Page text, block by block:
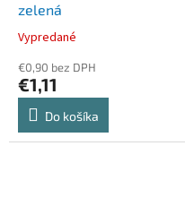
zelená
Vypredané
€0,90 bez DPH
€1,11
Do košíka